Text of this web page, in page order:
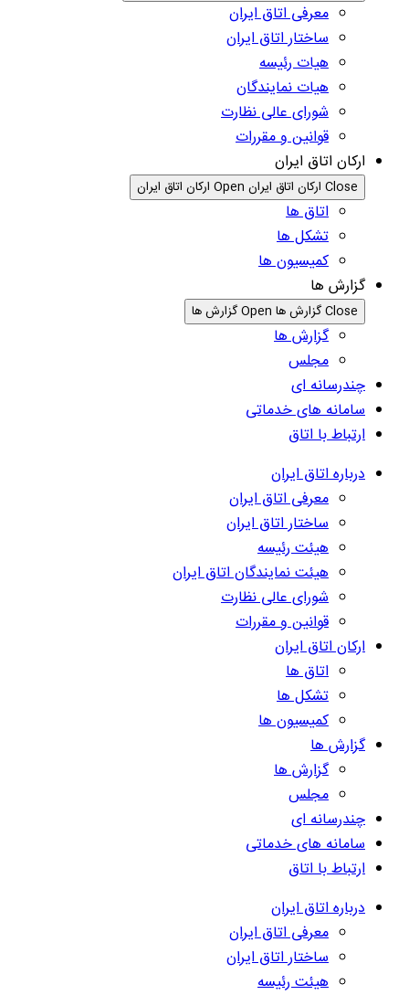
معرفی اتاق ایران
ساختار اتاق ایران
هیات رئیسه
هیات نمایندگان
شورای عالی نظارت
قوانین و مقررات
ارکان اتاق ایران
Close ارکان اتاق ایران Open ارکان اتاق ایران
اتاق ها
تشکل ها
کمیسیون ها
گزارش ها
Close گزارش ها Open گزارش ها
گزارش ها
مجلس
چندرسانه ای
سامانه های خدماتی
ارتباط با اتاق
درباره اتاق ایران
معرفی اتاق ایران
ساختار اتاق ایران
هیئت رئیسه
هیئت نمایندگان اتاق ایران
شورای عالی نظارت
قوانین و مقررات
ارکان اتاق ایران
اتاق ها
تشکل ها
کمیسیون ها
گزارش ها
گزارش ها
مجلس
چندرسانه ای
سامانه های خدماتی
ارتباط با اتاق
درباره اتاق ایران
معرفی اتاق ایران
ساختار اتاق ایران
هیئت رئیسه